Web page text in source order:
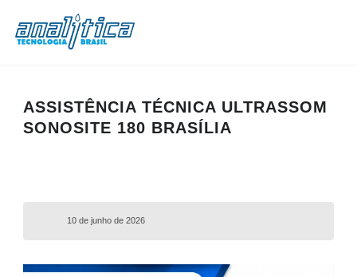
ASSISTÊNCIA TÉCNICA ULTRASSOM
SONOSITE 180 BRASÍLIA
10 de junho de 2026